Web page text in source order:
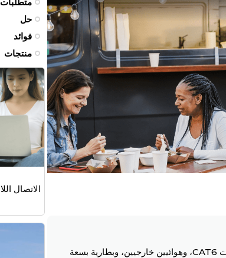
بفضل منفذي إيثرنت، وشبكة واي فاي بسرعة 300 ميجابت في الثانية، وشبكات CAT6، وهوائيين خارجيين، وبطارية بسعة
حل
فوائد
منتجات
الاتصال